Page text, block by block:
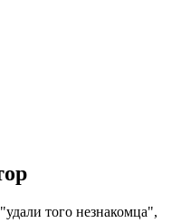
того незнакомца",